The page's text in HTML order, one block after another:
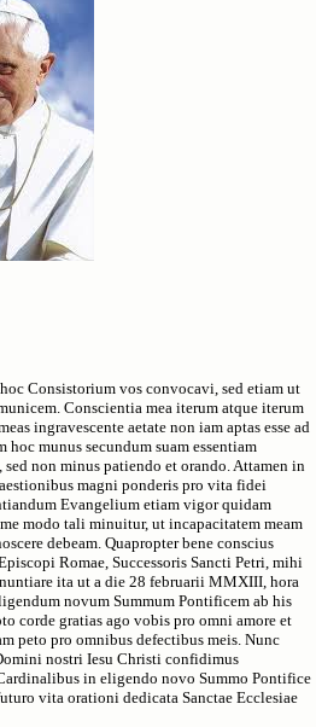
Consistorium vos convocavi, sed etiam ut
Conscientia mea iterum atque iterum
ingravescente aetate non iam aptas esse ad
munus secundum suam essentiam
non minus patiendo et orando. Attamen in
magni ponderis pro vita fidei
Evangelium etiam vigor quidam
modo tali minuitur, ut incapacitatem meam
debeam. Quapropter bene conscius
Romae, Successoris Sancti Petri, mihi
ita ut a die 28 februarii MMXIII, hora
novum Summum Pontificem ab his
corde gratias ago vobis pro omni amore et
peto pro omnibus defectibus meis. Nunc
nostri Iesu Christi confidimus
in eligendo novo Summo Pontifice
vita orationi dedicata Sanctae Ecclesiae